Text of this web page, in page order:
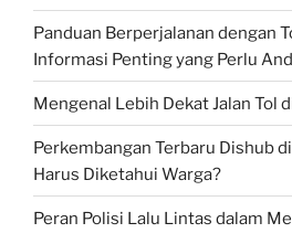
Panduan Berperjalanan dengan
Informasi Penting yang Perlu
Mengenal Lebih Dekat Jalan Tol
Perkembangan Terbaru Dishub
Harus Diketahui Warga?
Peran Polisi Lalu Lintas dalam